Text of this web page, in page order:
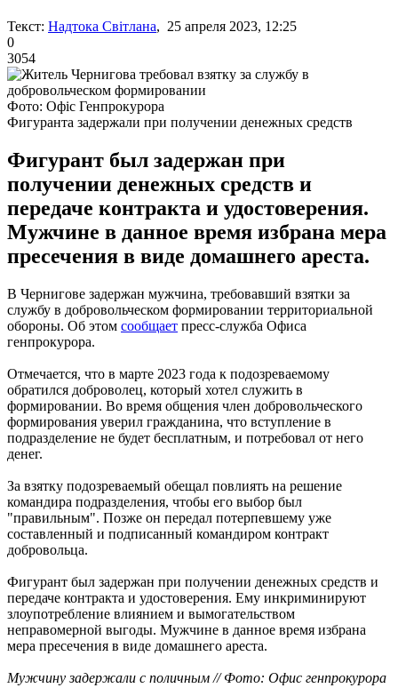
Текст: Надтока Світлана, 25 апреля 2023, 12:25
0
3054
Фото: Офіс Генпрокурора
Фигуранта задержали при получении денежных средств
Фигурант был задержан при
получении денежных средств и
передаче контракта и удостоверения.
Мужчине в данное время избрана мера
пресечения в виде домашнего ареста.
В Чернигове задержан мужчина, требовавший взятки за
службу в добровольческом формировании территориальной
обороны. Об этом сообщает пресс-служба Офиса
генпрокурора.
Отмечается, что в марте 2023 года к подозреваемому
обратился доброволец, который хотел служить в
формировании. Во время общения член добровольческого
формирования уверил гражданина, что вступление в
подразделение не будет бесплатным, и потребовал от него
денег.
За взятку подозреваемый обещал повлиять на решение
командира подразделения, чтобы его выбор был
"правильным". Позже он передал потерпевшему уже
составленный и подписанный командиром контракт
добровольца.
Фигурант был задержан при получении денежных средств и
передаче контракта и удостоверения. Ему инкриминируют
злоупотребление влиянием и вымогательством
неправомерной выгоды. Мужчине в данное время избрана
мера пресечения в виде домашнего ареста.
Мужчину задержали с поличным // Фото: Офис генпрокурора